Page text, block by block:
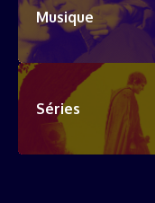
Musique
Séries